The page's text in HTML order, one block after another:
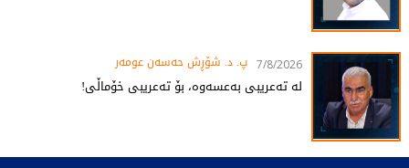
7/8/2026 پ. د. شۆڕش حەسەن عومەر
لە تەعریبی بەعسەوە، بۆ تەعریبی خۆماڵی!